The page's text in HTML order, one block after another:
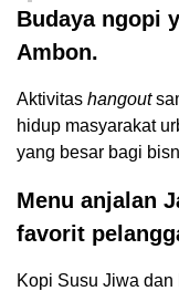
Budaya ngopi
Ambon.
Aktivitas hangout
hidup masyarakat
yang besar bagi
Menu anjalan
favorit
Kopi Susu Jiwa